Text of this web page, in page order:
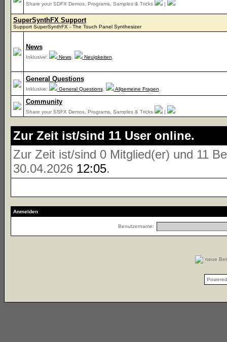
Share your SDFX Demos, Programs, Samples & Tricks |
SuperSynthFX Support
Support SuperSynthFX - The Touch Panel Synthesizer
News
Inklusive: News, Neuigkeiten
General Questions
Inklusive: General Questions, Allgemeine Fragen
Community
Share your SSFX Demos, Programs, Samples & Tricks |
Zur Zeit ist/sind 11 User online.
Zur Zeit ist/sind 0 Mitglied(er) und 11
30.04.2026 12:05.
Anmelden
Benutzername:
neue